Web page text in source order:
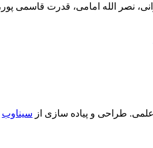
نصر الله امامی، قدرت قاسمی
طراحی و پیاده سازی از سیناوب